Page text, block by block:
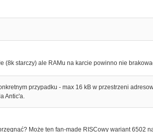
(8k starczy) ale RAMu na karcie powinno nie
przypadku - max 16 kB w przestrzeni
Antic'a.
Może ten fan-made RISCowy wariant 6502